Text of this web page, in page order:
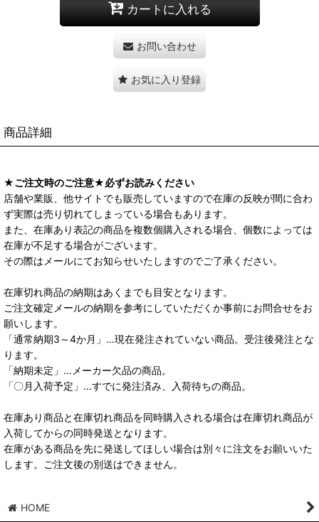
カートに入れる
お問い合わせ
お気に入り登録
商品詳細
★ご注文時のご注意★必ずお読みください
店舗や業販、他サイトでも販売していますので在庫の反映が間に合わ
ず実際は売り切れてしまっている場合もあります。
また、在庫あり表記の商品を複数個購入される場合、個数によっては
在庫が不足する場合がございます。
その際はメールにてお知らせいたしますのでご了承ください。
在庫切れ商品の納期はあくまでも目安となります。
ご注文確定メールの納期を参考にしていただくか事前にお問合せをお
願いします。
「通常納期3～4か月」…現在発注されていない商品。受注後発注とな
ります。
「納期未定」…メーカー欠品の商品。
「〇月入荷予定」…すでに発注済み、入荷待ちの商品。
在庫あり商品と在庫切れ商品を同時購入される場合は在庫切れ商品が
入荷してからの同時発送となります。
在庫がある商品を先に発送してほしい場合は別々に注文をお願いいた
します。ご注文後の別送はできません。
HOME